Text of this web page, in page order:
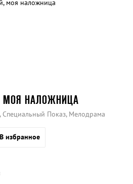
МОЯ НАЛОЖНИЦА
Специальный Показ, Мелодрама
В избранное